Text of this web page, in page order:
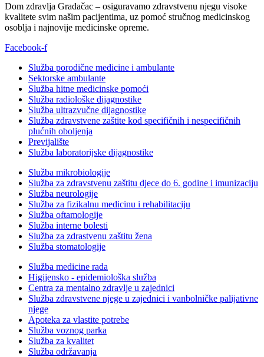
Dom zdravlja Gradačac – osiguravamo zdravstvenu njegu visoke
kvalitete svim našim pacijentima, uz pomoć stručnog medicinskog
osoblja i najnovije medicinske opreme.
Facebook-f
Služba porodične medicine i ambulante
Sektorske ambulante
Služba hitne medicinske pomoći
Služba radiološke dijagnostike
Služba ultrazvučne dijagnostike
Služba zdravstvene zaštite kod specifičnih i nespecifičnih
plućnih oboljenja
Previjalište
Služba laboratorijske dijagnostike
Služba mikrobiologije
Služba za zdravstvenu zaštitu djece do 6. godine i imunizaciju
Služba neurologije
Služba za fizikalnu medicinu i rehabilitaciju
Služba oftamologije
Služba interne bolesti
Služba za zdrastvenu zaštitu žena
Služba stomatologije
Služba medicine rada
Higijensko - epidemiološka služba
Centra za mentalno zdravlje u zajednici
Služba zdravstvene njege u zajednici i vanbolničke palijativne
njege
Apoteka za vlastite potrebe
Služba voznog parka
Služba za kvalitet
Služba održavanja